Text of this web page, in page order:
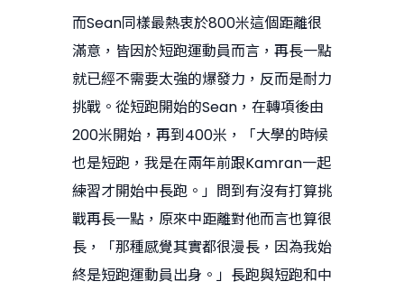
而Sean同樣最熱衷於800米這個距離很
滿意，皆因於短跑運動員而言，再長一點
就已經不需要太強的爆發力，反而是耐力
挑戰。從短跑開始的Sean，在轉項後由
200米開始，再到400米，「大學的時候
也是短跑，我是在兩年前跟Kamran一起
練習才開始中長跑。」問到有沒有打算挑
戰再長一點，原來中距離對他而言也算很
長，「那種感覺其實都很漫長，因為我始
終是短跑運動員出身。」長跑與短跑和中